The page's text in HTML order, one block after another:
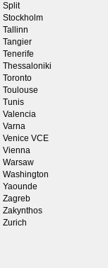
Split
Stockholm
Tallinn
Tangier
Tenerife
Thessaloniki
Toronto
Toulouse
Tunis
Valencia
Varna
Venice VCE
Vienna
Warsaw
Washington
Yaounde
Zagreb
Zakynthos
Zurich